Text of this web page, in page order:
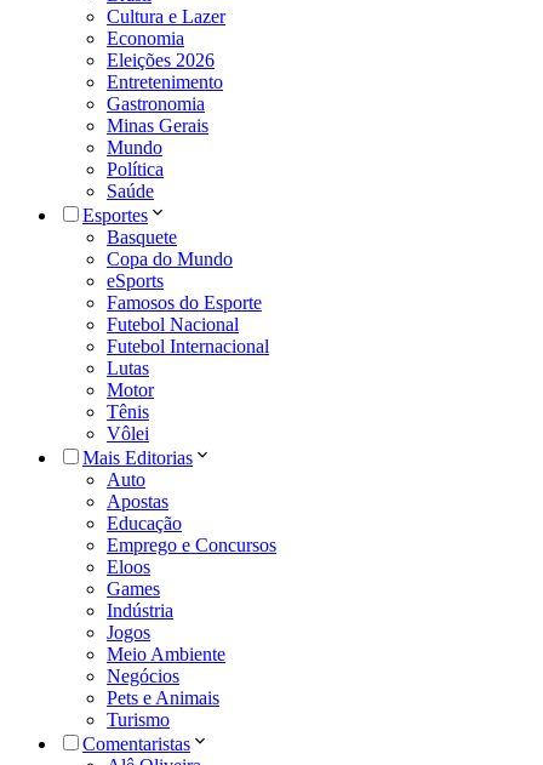
Cultura e Lazer
Economia
Eleições 2026
Entretenimento
Gastronomia
Minas Gerais
Mundo
Política
Saúde
Esportes
Basquete
Copa do Mundo
eSports
Famosos do Esporte
Futebol Nacional
Futebol Internacional
Lutas
Motor
Tênis
Vôlei
Mais Editorias
Auto
Apostas
Educação
Emprego e Concursos
Eloos
Games
Indústria
Jogos
Meio Ambiente
Negócios
Pets e Animais
Turismo
Comentaristas